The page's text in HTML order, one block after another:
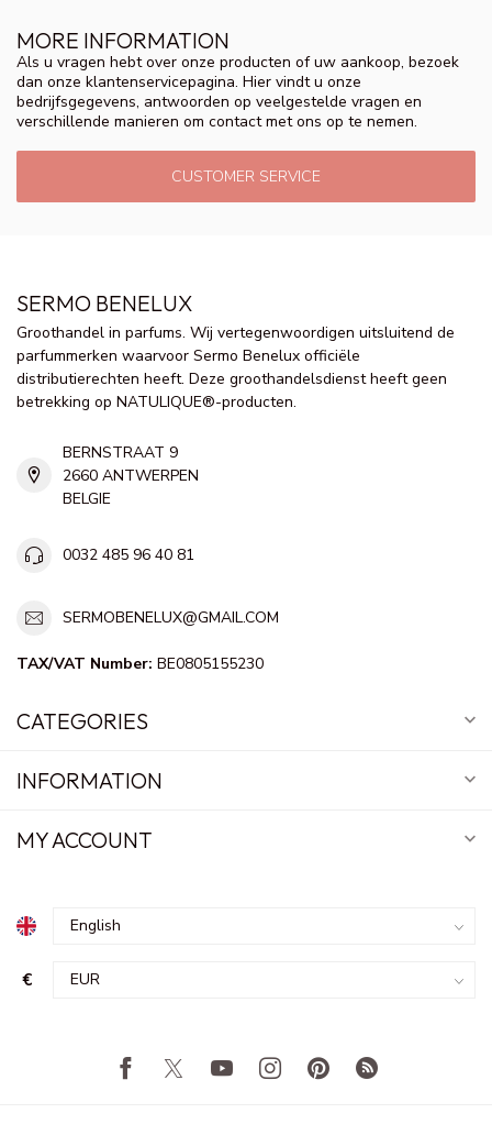
MORE INFORMATION
Als u vragen hebt over onze producten of uw aankoop, bezoek
dan onze klantenservicepagina. Hier vindt u onze
bedrijfsgegevens, antwoorden op veelgestelde vragen en
verschillende manieren om contact met ons op te nemen.
CUSTOMER SERVICE
SERMO BENELUX
Groothandel in parfums. Wij vertegenwoordigen uitsluitend de
parfummerken waarvoor Sermo Benelux officiële
distributierechten heeft. Deze groothandelsdienst heeft geen
betrekking op NATULIQUE®-producten.
BERNSTRAAT 9
2660 ANTWERPEN
BELGIE
0032 485 96 40 81
SERMOBENELUX@GMAIL.COM
TAX/VAT Number: BE0805155230
CATEGORIES
INFORMATION
MY ACCOUNT
€